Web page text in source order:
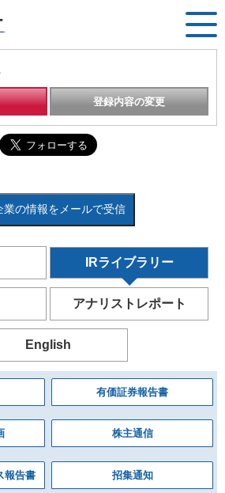
登録内容の変更
業の情報をメールで受信
IRライブラリー
アナリストレポート
English
有価証券報告書
株主通信
報告書 招集通知